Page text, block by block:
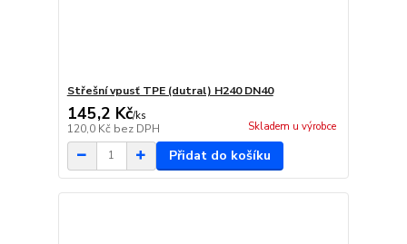
Střešní vpusť TPE (dutral) H240 DN40
145,2 Kč/ks
120,0 Kč bez DPH Skladem u výrobce
Přidat do košíku